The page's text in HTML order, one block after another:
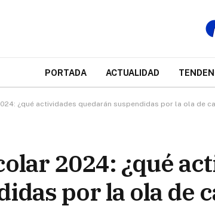
PORTADA ACTUALIDAD
¿qué actividades quedarán suspendidas por la ola de
2024: ¿qué
por la ola de